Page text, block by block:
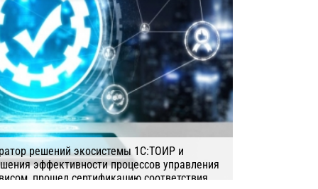
решений экосистемы 1С:ТОИР и
эффективности процессов управления
прошел сертификацию соответствия